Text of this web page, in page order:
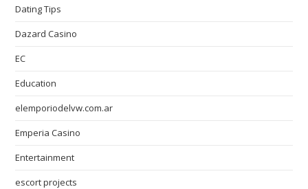
Dating Tips
Dazard Casino
EC
Education
elemporiodelvw.com.ar
Emperia Casino
Entertainment
escort projects